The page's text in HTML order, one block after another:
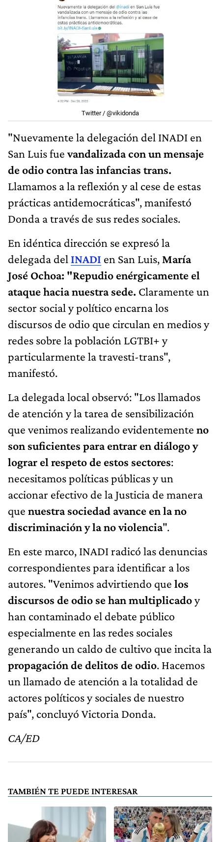
Twitter / @vikidonda
"Nuevamente la delegación del INADI en
San Luis fuevandalizada con un mensaje
de odio contra las infancias trans.
Llamamos a la reflexión y al cese de estas
prácticas antidemocráticas", manifestó
Donda a través de sus redes sociales.
En idéntica dirección se expresó la
delegada del INADI en San Luis, María
José Ochoa: "Repudio enérgicamente el
ataque hacia nuestra sede. Claramente un
sector social y político encarna los
discursos de odio que circulan en medios y
redes sobre la población LGTBI+ y
particularmente la travesti-trans",
manifestó.
La delegada local observó: "Los llamados
de atención y la tarea de sensibilización
que venimos realizando evidentemente no
son suficientes para entrar en diálogo y
lograr el respeto de estos sectores:
necesitamos políticas públicas y un
accionar efectivo de la Justicia de manera
que nuestra sociedad avance en la no
discriminación y la no violencia".
En este marco, INADI radicó las denuncias
correspondientes para identificar a los
autores. "Venimos advirtiendo que los
discursos de odio se han multiplicadoy
han contaminado el debate público
especialmente en las redes sociales
generando un caldo de cultivo que incita la
propagación de delitos de odio. Hacemos
un llamado de atención a la totalidad de
actores políticos y sociales de nuestro
país", concluyó Victoria Donda.
CA/ED
TAMBIÉN TE PUEDE INTERESAR